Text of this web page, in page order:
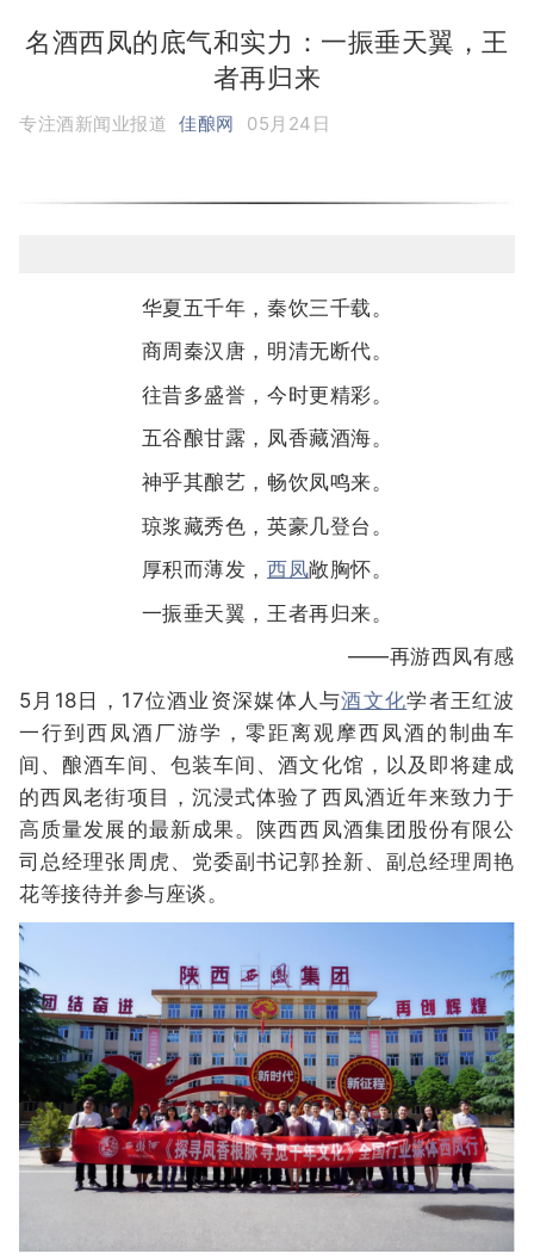
名酒西凤的底气和实力：一振垂天翼，王
者再归来
专注酒新闻业报道 佳酿网 05月24日
华夏五千年，秦饮三千载。
商周秦汉唐，明清无断代。
往昔多盛誉，今时更精彩。
五谷酿甘露，凤香藏酒海。
神乎其酿艺，畅饮凤鸣来。
琼浆藏秀色，英豪几登台。
厚积而薄发， 西凤敞胸怀。
一振垂天翼，王者再归来。
——再游西凤有感
5月18日，17位酒业资深媒体人与酒文化学者王红波
一行到西凤酒厂游学，零距离观摩西凤酒的制曲车
间、酿酒车间、包装车间、酒文化馆，以及即将建成
的西凤老街项目，沉浸式体验了西凤酒近年来致力于
高质量发展的最新成果。陕西西凤酒集团股份有限公
司总经理张周虎、党委副书记郭拴新、副总经理周艳
花等接待并参与座谈。